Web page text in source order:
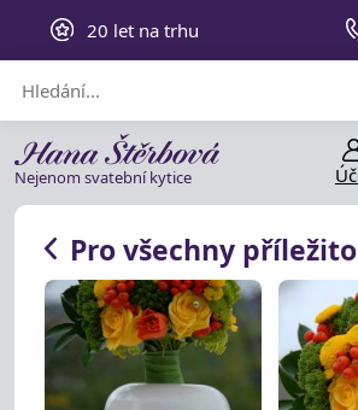
20 let na trhu
Nejenom svatební kytice
Pro všechny